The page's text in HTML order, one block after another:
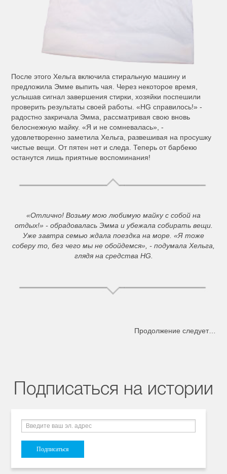
После этого Хельга включила стиральную машину и
предложила Эмме выпить чая. Через некоторое время,
услышав сигнал завершения стирки, хозяйки поспешили
проверить результаты своей работы. «HG справилось!» -
радостно закричала Эмма, рассматривая свою вновь
белоснежную майку. «Я и не сомневалась», -
удовлетворенно заметила Хельга, развешивая на просушку
чистые вещи. От пятен нет и следа. Теперь от барбекю
останутся лишь приятные воспоминания!
«Отлично! Возьму мою любимую майку с собой на
отдых!» - обрадовалась Эмма и убежала собирать вещи.
Уже завтра семью ждала поездка на море. «Я тоже
соберу то, без чего мы не обойдемся», - подумала Хельга,
глядя на средства HG.
Продолжение следует…
Подписаться на истории